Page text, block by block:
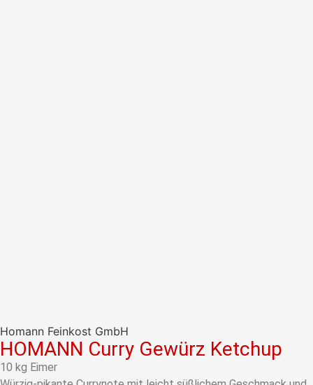
Homann Feinkost GmbH
HOMANN Curry Gewürz Ketchup
10 kg Eimer